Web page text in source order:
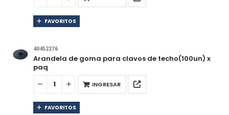
FAVORITOS
40452276
Arandela de goma para clavos de techo(100un) x
paq
INGRESAR
FAVORITOS